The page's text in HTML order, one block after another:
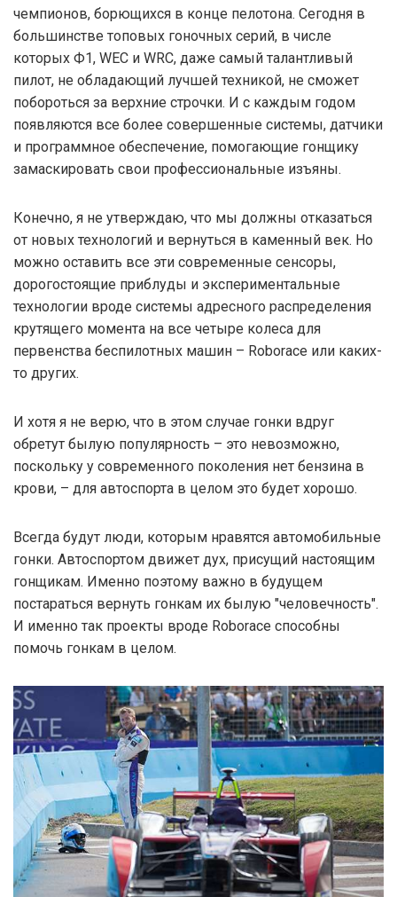
чемпионов, борющихся в конце пелотона. Сегодня в
большинстве топовых гоночных серий, в числе
которых Ф1, WEC и WRC, даже самый талантливый
пилот, не обладающий лучшей техникой, не сможет
побороться за верхние строчки. И с каждым годом
появляются все более совершенные системы, датчики
и программное обеспечение, помогающие гонщику
замаскировать свои профессиональные изъяны.
Конечно, я не утверждаю, что мы должны отказаться
от новых технологий и вернуться в каменный век. Но
можно оставить все эти современные сенсоры,
дорогостоящие приблуды и экспериментальные
технологии вроде системы адресного распределения
крутящего момента на все четыре колеса для
первенства беспилотных машин – Roborace или каких-
то других.
И хотя я не верю, что в этом случае гонки вдруг
обретут былую популярность – это невозможно,
поскольку у современного поколения нет бензина в
крови, – для автоспорта в целом это будет хорошо.
Всегда будут люди, которым нравятся автомобильные
гонки. Автоспортом движет дух, присущий настоящим
гонщикам. Именно поэтому важно в будущем
постараться вернуть гонкам их былую "человечность".
И именно так проекты вроде Roborace способны
помочь гонкам в целом.